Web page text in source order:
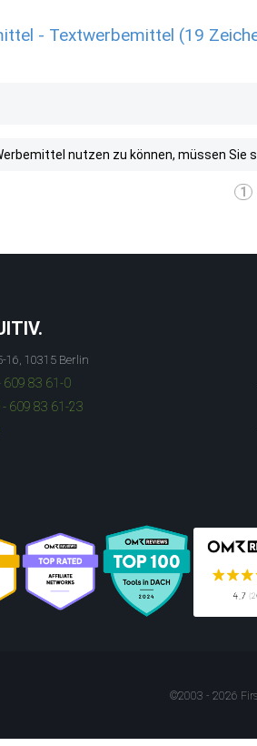
- Textwerbemittel (19
nutzen zu können, müssen Sie
1
16, 10315 Berlin
609 83 61-0
609 83 61-23
©2003 - 2026